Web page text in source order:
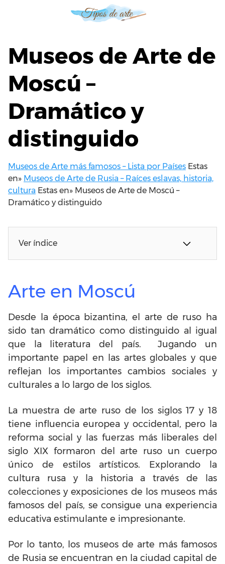
Museos de Arte de
Moscú –
Dramático y
distinguido
Museos de Arte más famosos – Lista por Países Estas
en» Museos de Arte de Rusia – Raíces eslavas, historia,
cultura Estas en» Museos de Arte de Moscú –
Dramático y distinguido
Ver índice
Arte en Moscú
Desde la época bizantina, el arte de ruso ha
sido tan dramático como distinguido al igual
que la literatura del país. Jugando un
importante papel en las artes globales y que
reflejan los importantes cambios sociales y
culturales a lo largo de los siglos.
La muestra de arte ruso de los siglos 17 y 18
tiene influencia europea y occidental, pero la
reforma social y las fuerzas más liberales del
siglo XIX formaron del arte ruso un cuerpo
único de estilos artísticos. Explorando la
cultura rusa y la historia a través de las
colecciones y exposiciones de los museos más
famosos del país, se consigue una experiencia
educativa estimulante e impresionante.
Por lo tanto, los museos de arte más famosos
de Rusia se encuentran en la ciudad capital de